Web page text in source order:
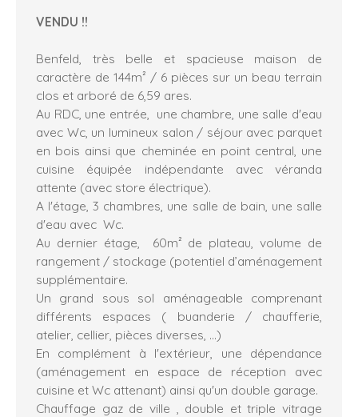
VENDU !!
Benfeld, très belle et spacieuse maison de
caractère de 144m² / 6 pièces sur un beau terrain
clos et arboré de 6,59 ares.
Au RDC, une entrée, une chambre, une salle d'eau
avec Wc, un lumineux salon / séjour avec parquet
en bois ainsi que cheminée en point central, une
cuisine équipée indépendante avec véranda
attente (avec store électrique).
A l'étage, 3 chambres, une salle de bain, une salle
d'eau avec Wc.
Au dernier étage, 60m² de plateau, volume de
rangement / stockage (potentiel d’aménagement
supplémentaire.
Un grand sous sol aménageable comprenant
différents espaces ( buanderie / chaufferie,
atelier, cellier, pièces diverses, …)
En complément à l'extérieur, une dépendance
(aménagement en espace de réception avec
cuisine et Wc attenant) ainsi qu'un double garage.
Chauffage gaz de ville , double et triple vitrage